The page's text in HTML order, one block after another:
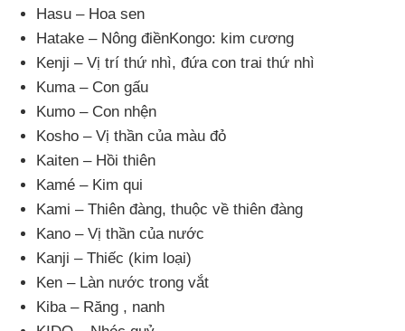
Hasu – Hoa sen
Hatake – Nông điềnKongo: kim cương
Kenji – Vị trí thứ nhì, đứa con trai thứ nhì
Kuma – Con gấu
Kumo – Con nhện
Kosho – Vị thần của màu đỏ
Kaiten – Hồi thiên
Kamé – Kim qui
Kami – Thiên đàng, thuộc về thiên đàng
Kano – Vị thần của nước
Kanji – Thiếc (kim loại)
Ken – Làn nước trong vắt
Kiba – Răng , nanh